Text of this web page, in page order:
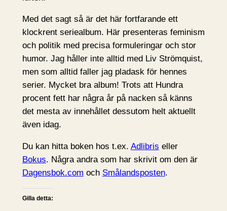
Med det sagt så är det här fortfarande ett
klockrent seriealbum. Här presenteras feminism
och politik med precisa formuleringar och stor
humor. Jag håller inte alltid med Liv Strömquist,
men som alltid faller jag pladask för hennes
serier. Mycket bra album! Trots att Hundra
procent fett har några år på nacken så känns
det mesta av innehållet dessutom helt aktuellt
även idag.
Du kan hitta boken hos t.ex. Adlibris eller
Bokus. Några andra som har skrivit om den är
Dagensbok.com och Smålandsposten.
Gilla detta: